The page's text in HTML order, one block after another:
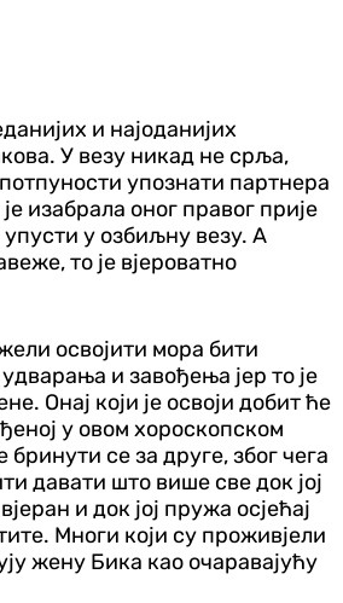
и најоданијих
У везу никад не срља,
потпуности упознати партнера
изабрала оног правог прије
у озбиљну везу. А
то је вјероватно
освојити мора бити
и завођења јер то је
Онај који је освоји добит ће
у овом хороскопском
бринути се за друге, због чега
давати што више све док јој
и док јој пружа осјећај
Многи који су проживјели
жену Бика као очаравајућу